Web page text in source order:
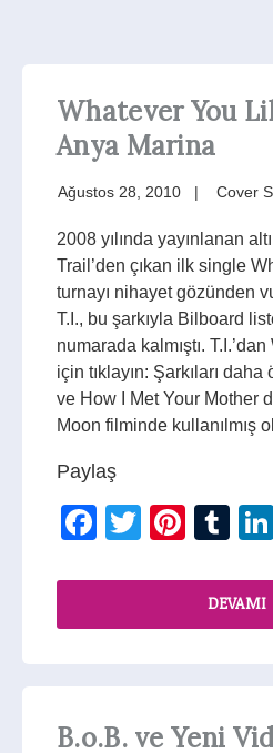
Whatever You
Anya Marina
Ağustos 28, 2010 Cover
2008 yılında yayınlanan
Trail’den çıkan ilk single
turnayı nihayet gözünden
T.I., bu şarkıyla Bilboard
numarada kalmıştı.
için tıklayın: Şarkıları
ve How I Met Your Mother
Moon filminde kullanılmış
Paylaş
Facebook
Twitter
DEVAMI
B.o.B. ve Yeni